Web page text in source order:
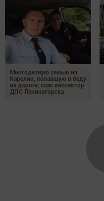
Многодетную семью из
Карелии, попавшую в беду
на дороге, спас инспектор
ДПС Лениногорска